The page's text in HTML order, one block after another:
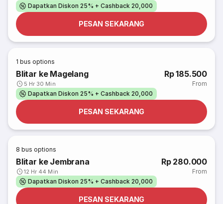
Dapatkan Diskon 25% + Cashback 20,000
PESAN SEKARANG
1 bus options
Blitar ke Magelang
5 Hr 30 Min
Rp 185.500
From
Dapatkan Diskon 25% + Cashback 20,000
PESAN SEKARANG
8 bus options
Blitar ke Jembrana
12 Hr 44 Min
Rp 280.000
From
Dapatkan Diskon 25% + Cashback 20,000
PESAN SEKARANG